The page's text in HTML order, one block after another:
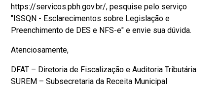
https://servicos.pbh.gov.br/, pesquise pelo serviço
"ISSQN - Esclarecimentos sobre Legislação e
Preenchimento de DES e NFS-e" e envie sua dúvida.
Atenciosamente,
DFAT – Diretoria de Fiscalização e Auditoria Tributária
SUREM – Subsecretaria da Receita Municipal